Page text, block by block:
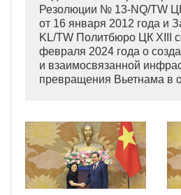
Резолюции № 13-NQ/TW
от 16 января 2012 года и
KL/TW Политбюро ЦК XIII
февраля 2024 года о
и взаимосвязанной
превращения Вьетнама в